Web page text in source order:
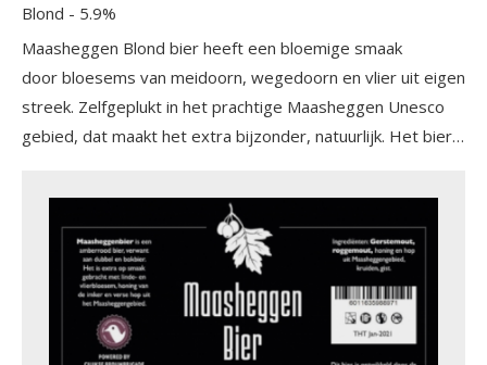
Blond - 5.9%
Maasheggen Blond bier heeft een bloemige smaak
door bloesems van meidoorn, wegedoorn en vlier uit eigen
streek. Zelfgeplukt in het prachtige Maasheggen Unesco
gebied, dat maakt het extra bijzonder, natuurlijk. Het bier